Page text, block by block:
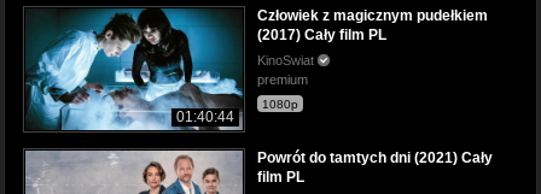
01:40:44
Człowiek z magicznym pudełkiem
(2017) Cały film PL
KinoSwiat
premium
1080p
Powrót do tamtych dni (2021) Cały
film PL